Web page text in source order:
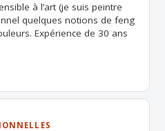
à l’art (je suis peintre
quelques notions de feng
Expérience de 30 ans
et de la Médecine Chinoise